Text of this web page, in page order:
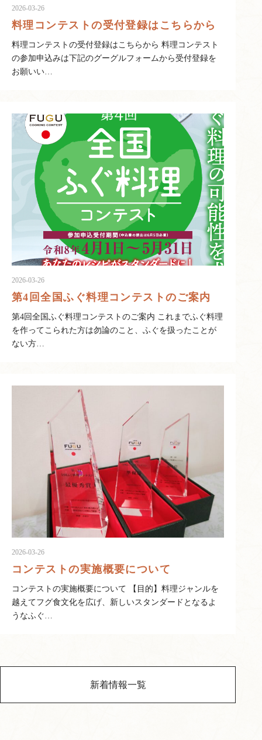
2026-03-26
料理コンテストの受付登録はこちらから
料理コンテストの受付登録はこちらから 料理コンテスト
の参加申込みは下記のグーグルフォームから受付登録を
お願いい…
2026-03-26
第4回全国ふぐ料理コンテストのご案内
第4回全国ふぐ料理コンテストのご案内 これまでふぐ料理
を作ってこられた方は勿論のこと、ふぐを扱ったことが
ない方…
2026-03-26
コンテストの実施概要について
コンテストの実施概要について 【目的】料理ジャンルを
越えてフグ食文化を広げ、新しいスタンダードとなるよ
うなふぐ…
新着情報一覧